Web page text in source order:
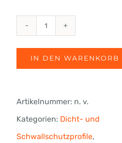
Magnetdichtung
flexibel
90-
6-
8
mm
IN DEN WARENKORB
Artikelnummer: n. v.
Kategorien: Dicht- und
Schwallschutzprofile,